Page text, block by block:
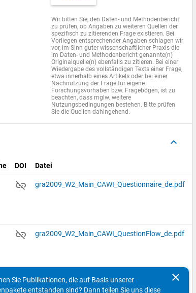
Wir bitten Sie, den Daten- und Methodenbericht
zu prüfen, ob Angaben zu weiteren Quellen der
spezifisch zu zitierenden Frage existieren. Bei
Vorliegen entsprechender Angaben schlagen wir
vor, im Sinn guter wissenschaftlicher Praxis die
im Daten- und Methodenbericht genannte(n)
Originalquelle(n) ebenfalls zu zitieren. Bei einer
Wiedergabe des vollständigen Texts einer Frage,
etwa innerhalb eines Artikels oder bei einer
Nachnutzung der Frage für eigene
Forschungsvorhaben bzw. Fragebögen, ist zu
beachten, dass mglw. weitere
Nutzungsbedingungen bestehen. Bitte prüfen
Sie die Quellen dahingehend.
keyboard_arrow_up
DOI Datei
link_off gra2009_W2_Main_CAWI_Questionnaire_de.pdf
link_off gra2009_W2_Main_CAWI_QuestionFlow_de.pdf
clear
Sie Publikationen, die auf Basis unserer
entstanden sind? Dann teilen Sie uns diese